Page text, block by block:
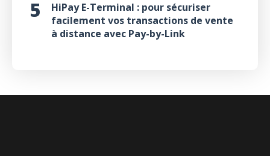
HiPay E-Terminal : pour sécuriser
facilement vos transactions de vente
à distance avec Pay-by-Link